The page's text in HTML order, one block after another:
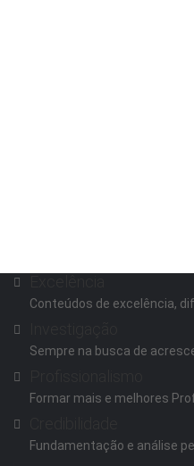
Conteúdos de excelência,
Sempre na busca de
Formar mais e melhores
Fundamentação e análise